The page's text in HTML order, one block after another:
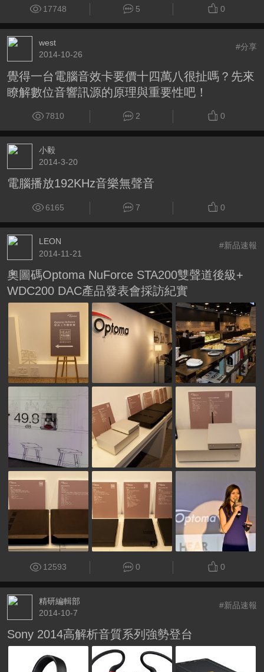
17748 5 0
west
2014-10-26
#分享
覺得一台電腦音效卡要價十四萬八很扯嗎？先來
瞭解數位音響訊源的原理與重要性吧！
7810 2 0
小毅
2014-3-20
電腦播放192KHz音樂無聲音
6165 7 0
LEON
2014-11-21
#新品速報
奧圖碼Optoma NuForce STA200雙聲道後級+
WDC200 DAC產品發表會採訪紀實
12593 0 0
精研編輯部
2014-10-7
#新品速報
Sony 2014高解析音質系列強勢登台